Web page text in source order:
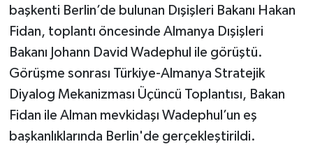
başkenti Berlin’de bulunan Dışişleri Bakanı Hakan
Fidan, toplantı öncesinde Almanya Dışişleri
Bakanı Johann David Wadephul ile görüştü.
Görüşme sonrası Türkiye-Almanya Stratejik
Diyalog Mekanizması Üçüncü Toplantısı, Bakan
Fidan ile Alman mevkidaşı Wadephul’un eş
başkanlıklarında Berlin'de gerçekleştirildi.